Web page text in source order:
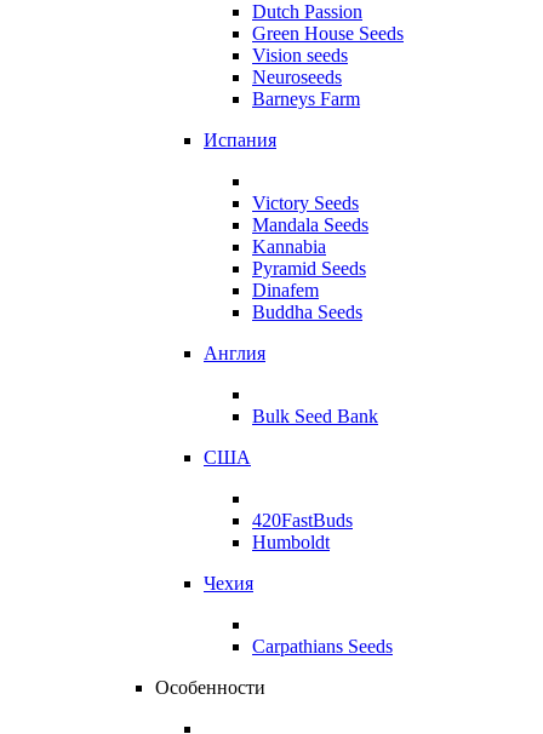
Dutch Passion
Green House Seeds
Vision seeds
Neuroseeds
Barneys Farm
Испания
Victory Seeds
Mandala Seeds
Kannabia
Pyramid Seeds
Dinafem
Buddha Seeds
Англия
Bulk Seed Bank
США
420FastBuds
Humboldt
Чехия
Carpathians Seeds
Особенности